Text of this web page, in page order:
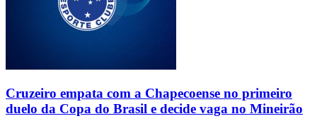
Cruzeiro empata com a Chapecoense no primeiro
duelo da Copa do Brasil e decide vaga no Mineirão